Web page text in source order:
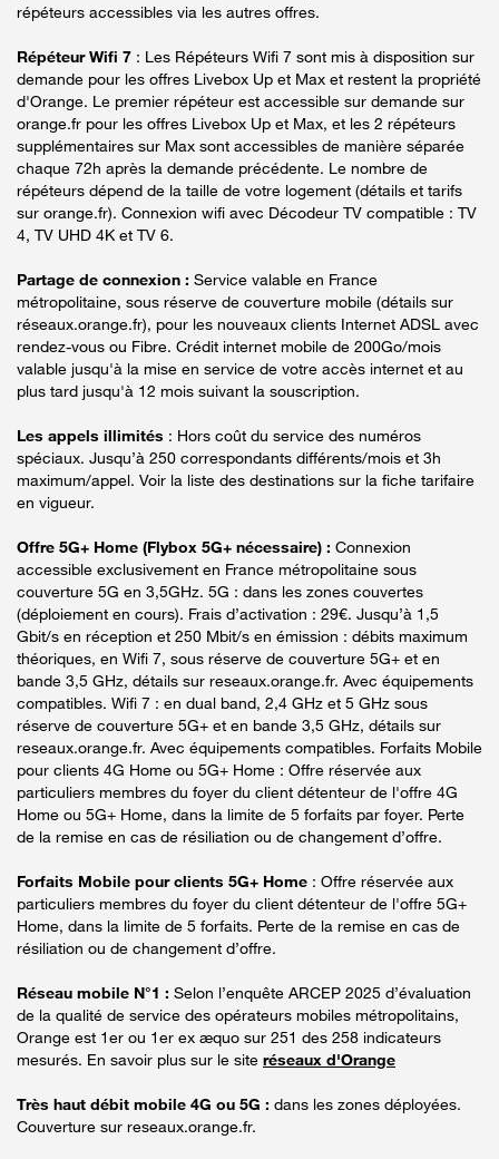
répéteurs accessibles via les autres offres.
Répéteur Wifi 7 : Les Répéteurs Wifi 7 sont mis à disposition sur
demande pour les offres Livebox Up et Max et restent la propriété
d'Orange. Le premier répéteur est accessible sur demande sur
orange.fr pour les offres Livebox Up et Max, et les 2 répéteurs
supplémentaires sur Max sont accessibles de manière séparée
chaque 72h après la demande précédente. Le nombre de
répéteurs dépend de la taille de votre logement (détails et tarifs
sur orange.fr). Connexion wifi avec Décodeur TV compatible : TV
4, TV UHD 4K et TV 6.
Partage de connexion : Service valable en France
métropolitaine, sous réserve de couverture mobile (détails sur
réseaux.orange.fr), pour les nouveaux clients Internet ADSL avec
rendez-vous ou Fibre. Crédit internet mobile de 200Go/mois
valable jusqu'à la mise en service de votre accès internet et au
plus tard jusqu'à 12 mois suivant la souscription.
Les appels illimités : Hors coût du service des numéros
spéciaux. Jusqu’à 250 correspondants différents/mois et 3h
maximum/appel. Voir la liste des destinations sur la fiche tarifaire
en vigueur.
Offre 5G+ Home (Flybox 5G+ nécessaire) : Connexion
accessible exclusivement en France métropolitaine sous
couverture 5G en 3,5GHz. 5G : dans les zones couvertes
(déploiement en cours). Frais d’activation : 29€. Jusqu’à 1,5
Gbit/s en réception et 250 Mbit/s en émission : débits maximum
théoriques, en Wifi 7, sous réserve de couverture 5G+ et en
bande 3,5 GHz, détails sur reseaux.orange.fr. Avec équipements
compatibles. Wifi 7 : en dual band, 2,4 GHz et 5 GHz sous
réserve de couverture 5G+ et en bande 3,5 GHz, détails sur
reseaux.orange.fr. Avec équipements compatibles. Forfaits Mobile
pour clients 4G Home ou 5G+ Home : Offre réservée aux
particuliers membres du foyer du client détenteur de l'offre 4G
Home ou 5G+ Home, dans la limite de 5 forfaits par foyer. Perte
de la remise en cas de résiliation ou de changement d’offre.
Forfaits Mobile pour clients 5G+ Home : Offre réservée aux
particuliers membres du foyer du client détenteur de l'offre 5G+
Home, dans la limite de 5 forfaits. Perte de la remise en cas de
résiliation ou de changement d’offre.
Réseau mobile N°1 : Selon l’enquête ARCEP 2025 d’évaluation
de la qualité de service des opérateurs mobiles métropolitains,
Orange est 1er ou 1er ex æquo sur 251 des 258 indicateurs
mesurés. En savoir plus sur le site réseaux d'Orange
Très haut débit mobile 4G ou 5G : dans les zones déployées.
Couverture sur reseaux.orange.fr.